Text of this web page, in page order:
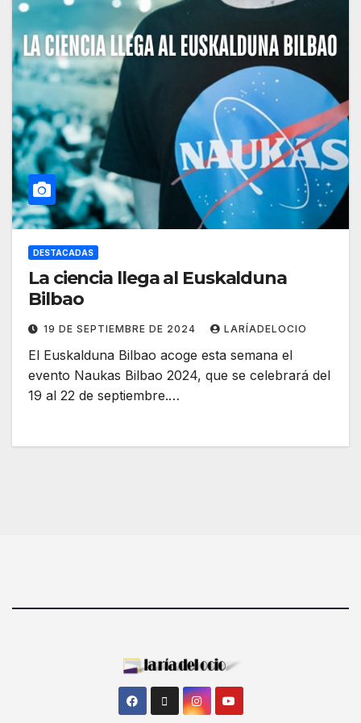
DESTACADAS
La ciencia llega al Euskalduna
Bilbao
19 DE SEPTIEMBRE DE 2024 LARÍADELOCIO
El Euskalduna Bilbao acoge esta semana el
evento Naukas Bilbao 2024, que se celebrará del
19 al 22 de septiembre.…